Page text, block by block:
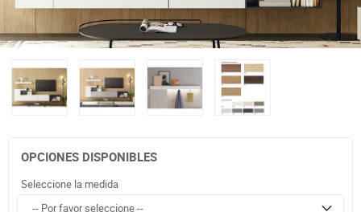
OPCIONES DISPONIBLES
Seleccione la medida